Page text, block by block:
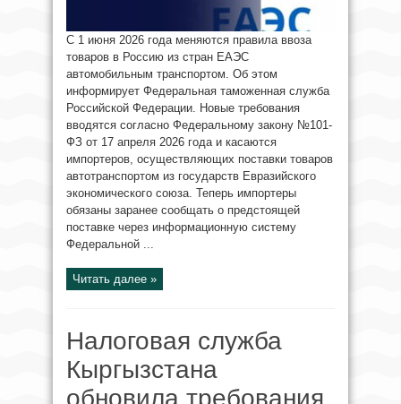
С 1 июня 2026 года меняются правила ввоза
товаров в Россию из стран ЕАЭС
автомобильным транспортом. Об этом
информирует Федеральная таможенная служба
Российской Федерации. Новые требования
вводятся согласно Федеральному закону №101-
ФЗ от 17 апреля 2026 года и касаются
импортеров, осуществляющих поставки товаров
автотранспортом из государств Евразийского
экономического союза. Теперь импортеры
обязаны заранее сообщать о предстоящей
поставке через информационную систему
Федеральной ...
Читать далее »
Налоговая служба
Кыргызстана
обновила требования